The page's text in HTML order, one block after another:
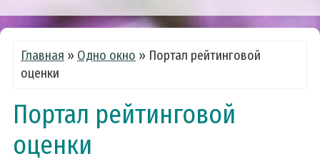
Главная » Одно окно » Портал рейтинговой
оценки
Портал рейтинговой
оценки